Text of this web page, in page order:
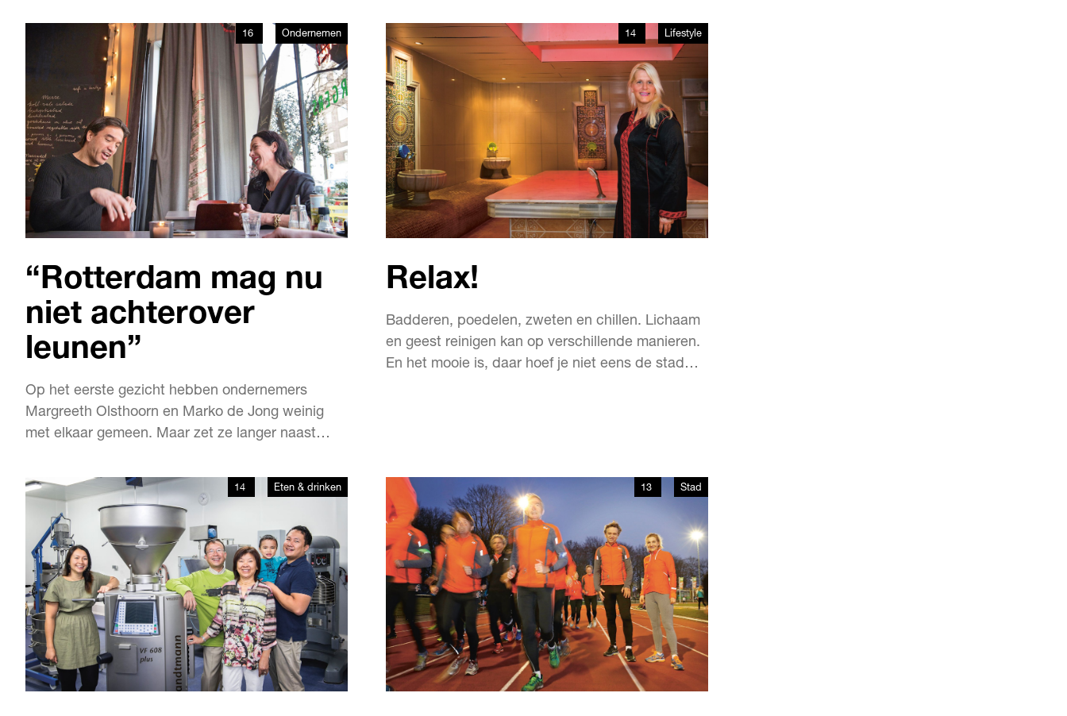
zichtbaar plezier aan het roer van dit bijzondere
feest als je er komt. Om hebberig van te worden.
16 Ondernemen
“Rotterdam mag nu
niet achterover
leunen”
Op het eerste gezicht hebben ondernemers
Margreeth Olsthoorn en Marko de Jong weinig
met elkaar gemeen. Maar zet ze langer naast
Twee ondernemende types die het met hun
succesvolle bedrijf nét even anders doen dan de
rest van de markt. Zij in fashion, hij in
vastgoedontwikkeling. W…
14 Lifestyle
Relax!
Badderen, poedelen, zweten en chillen. Lichaam
en geest reinigen kan op verschillende manieren.
En het mooie is, daar hoef je niet eens de stad
14 Eten & drinken 13 Stad